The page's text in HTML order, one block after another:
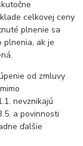
celkovej ceny
plnenie sa
plnenia, ak je
od zmluvy
nevznikajú
a povinnosti
ďalšie